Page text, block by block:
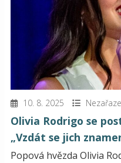
10. 8. 2025
Olivia Rodrigo se
„Vzdát se jich
Popová hvězda Olivia